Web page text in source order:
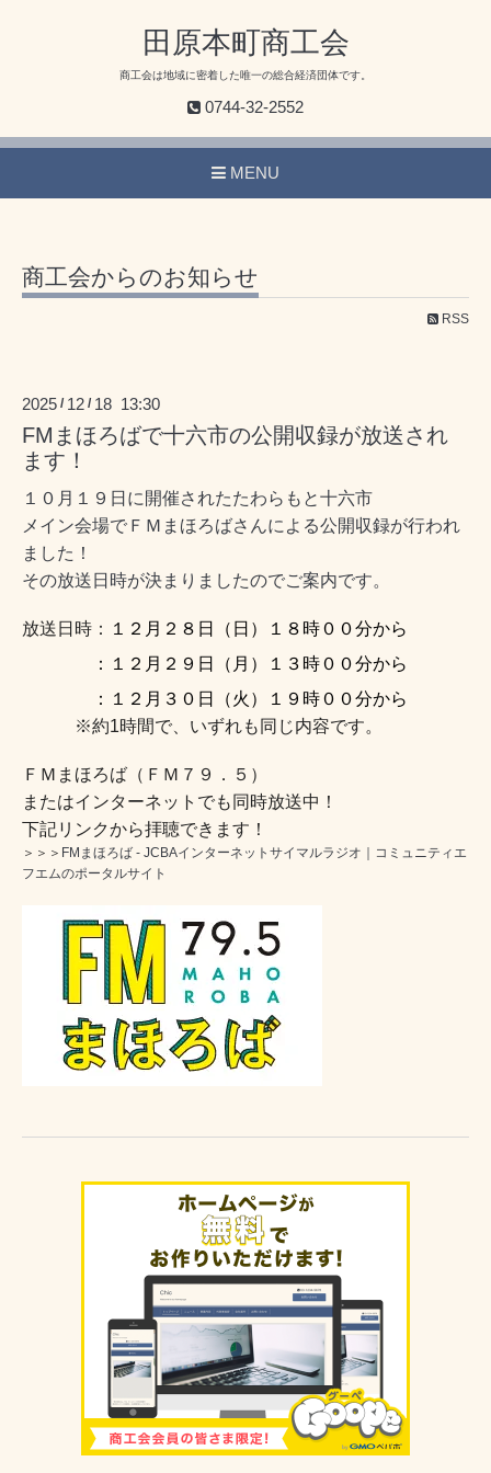
田原本町商工会
商工会は地域に密着した唯一の総合経済団体です。
0744-32-2552
MENU
商工会からのお知らせ
RSS
2025 / 12 / 18 13:30
FMまほろばで十六市の公開収録が放送され
ます！
１０月１９日に開催されたたわらもと十六市
メイン会場でＦＭまほろばさんによる公開収録が行われ
ました！
その放送日時が決まりましたのでご案内です。
放送日時：
１２月２８日（日）１８時００分から
：１２月２９日（月）１３時００分から
：１２月３０日（火）１９時００分から
※約1時間で、いずれも同じ内容です。
ＦＭまほろば（ＦＭ７９．５）
またはインターネットでも同時放送中！
下記リンクから拝聴できます！
＞＞＞ FMまほろば - JCBAインターネットサイマルラジオ｜コミュニティエ
フエムのポータルサイト